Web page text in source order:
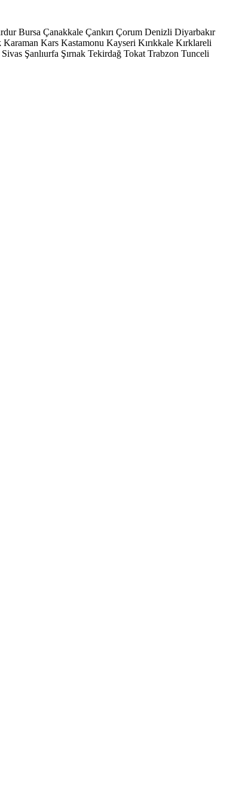
Bursa Çanakkale Çankırı Çorum Denizli Diyarbakır
Karaman Kars Kastamonu Kayseri Kırıkkale Kırklareli
Sivas Şanlıurfa Şırnak Tekirdağ Tokat Trabzon Tunceli